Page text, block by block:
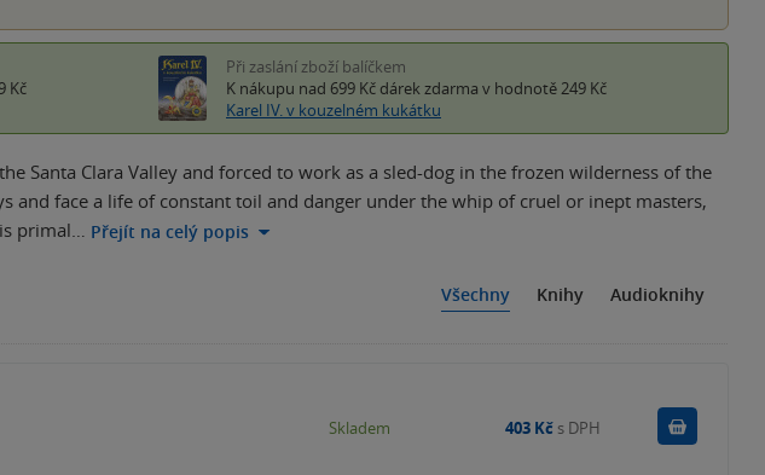
Kč
Při zaslání zboží balíčkem
K nákupu nad 699 Kč dárek zdarma v hodnotě 249 Kč
Karel IV. v kouzelném kukátku
Santa Clara Valley and forced to work as a sled-dog in the frozen wilderness of the
and face a life of constant toil and danger under the whip of cruel or inept masters,
primal… Přejít na celý popis
Všechny Knihy Audioknihy
Skladem 403 Kč s DPH